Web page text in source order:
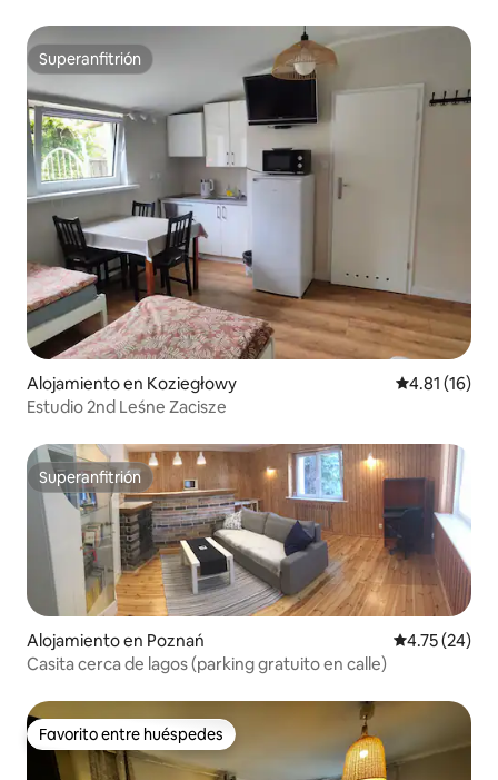
Superanfitrión
Superanfitrión
Alojamiento en Koziegłowy Calificación
4.81 (16)
Estudio 2nd Leśne Zacisze
Superanfitrión
Superanfitrión
Alojamiento en Poznań Calificación
4.75 (24)
Casita cerca de lagos (parking gratuito en calle)
Favorito entre huéspedes
Favorito entre huéspedes